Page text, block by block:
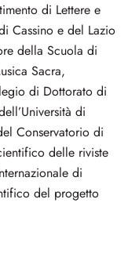
di Lettere e
Cassino e del Lazio
della Scuola di
Sacra,
di Dottorato di
di
Conservatorio di
delle riviste
di
del progetto